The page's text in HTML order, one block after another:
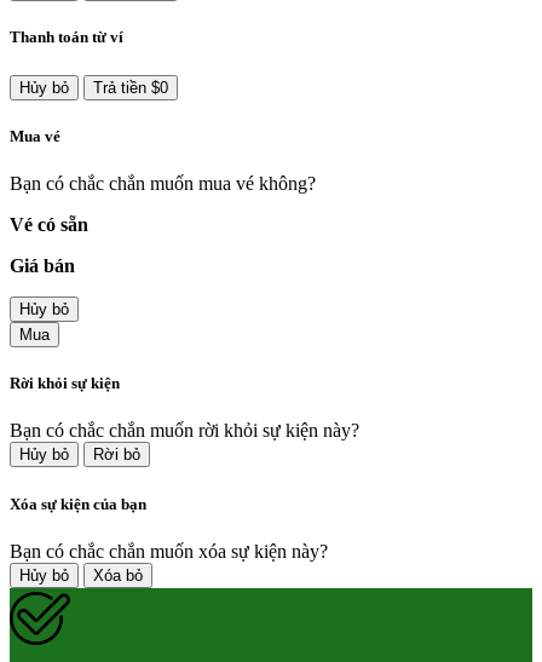
Thanh toán từ ví
Hủy bỏ Trả tiền $0
Mua vé
Bạn có chắc chắn muốn mua vé không?
Vé có sẵn
Giá bán
Hủy bỏ
Mua
Rời khỏi sự kiện
Bạn có chắc chắn muốn rời khỏi sự kiện này?
Hủy bỏ Rời bỏ
Xóa sự kiện của bạn
Bạn có chắc chắn muốn xóa sự kiện này?
Hủy bỏ Xóa bỏ